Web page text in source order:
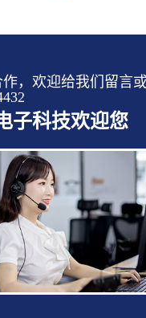
，欢迎给我们留言
子科技欢迎您